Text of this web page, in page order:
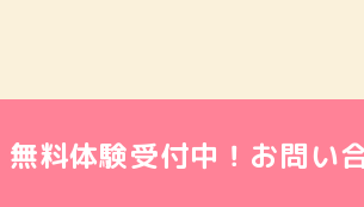
料体験受付中！ お問い